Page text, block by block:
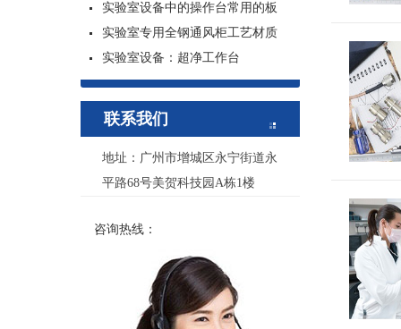
实验室设备中的操作台常用的板
实验室专用全钢通风柜工艺材质
实验室设备：超净工作台
联系我们
地址：广州市增城区永宁街道永
平路68号美贺科技园A栋1楼
咨询热线：